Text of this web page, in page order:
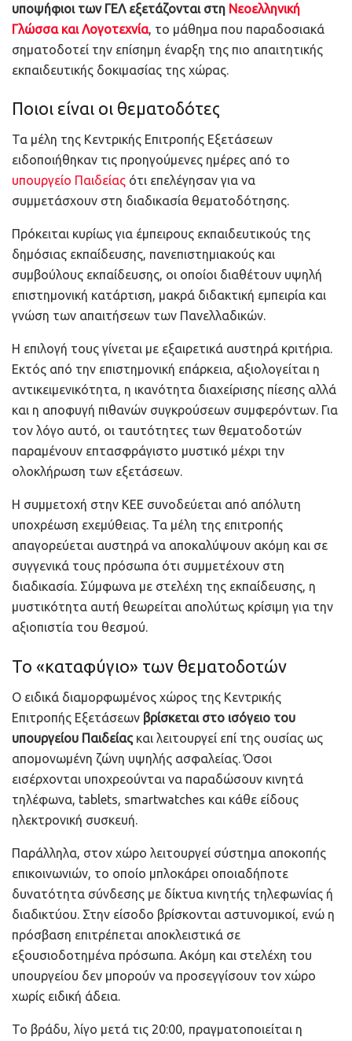
υποψήφιοι των ΓΕΛ εξετάζονται στη Νεοελληνική
Γλώσσα και Λογοτεχνία, το μάθημα που παραδοσιακά
σηματοδοτεί την επίσημη έναρξη της πιο απαιτητικής
εκπαιδευτικής δοκιμασίας της χώρας.
Ποιοι είναι οι θεματοδότες
Τα μέλη της Κεντρικής Επιτροπής Εξετάσεων
ειδοποιήθηκαν τις προηγούμενες ημέρες από το
υπουργείο Παιδείας ότι επελέγησαν για να
συμμετάσχουν στη διαδικασία θεματοδότησης.
Πρόκειται κυρίως για έμπειρους εκπαιδευτικούς της
δημόσιας εκπαίδευσης, πανεπιστημιακούς και
συμβούλους εκπαίδευσης, οι οποίοι διαθέτουν υψηλή
επιστημονική κατάρτιση, μακρά διδακτική εμπειρία και
γνώση των απαιτήσεων των Πανελλαδικών.
Η επιλογή τους γίνεται με εξαιρετικά αυστηρά κριτήρια.
Εκτός από την επιστημονική επάρκεια, αξιολογείται η
αντικειμενικότητα, η ικανότητα διαχείρισης πίεσης αλλά
και η αποφυγή πιθανών συγκρούσεων συμφερόντων. Για
τον λόγο αυτό, οι ταυτότητες των θεματοδοτών
παραμένουν επτασφράγιστο μυστικό μέχρι την
ολοκλήρωση των εξετάσεων.
Η συμμετοχή στην ΚΕΕ συνοδεύεται από απόλυτη
υποχρέωση εχεμύθειας. Τα μέλη της επιτροπής
απαγορεύεται αυστηρά να αποκαλύψουν ακόμη και σε
συγγενικά τους πρόσωπα ότι συμμετέχουν στη
διαδικασία. Σύμφωνα με στελέχη της εκπαίδευσης, η
μυστικότητα αυτή θεωρείται απολύτως κρίσιμη για την
αξιοπιστία του θεσμού.
Το «καταφύγιο» των θεματοδοτών
Ο ειδικά διαμορφωμένος χώρος της Κεντρικής
Επιτροπής Εξετάσεων βρίσκεται στο ισόγειο του
υπουργείου Παιδείας και λειτουργεί επί της ουσίας ως
απομονωμένη ζώνη υψηλής ασφαλείας. Όσοι
εισέρχονται υποχρεούνται να παραδώσουν κινητά
τηλέφωνα, tablets, smartwatches και κάθε είδους
ηλεκτρονική συσκευή.
Παράλληλα, στον χώρο λειτουργεί σύστημα αποκοπής
επικοινωνιών, το οποίο μπλοκάρει οποιαδήποτε
δυνατότητα σύνδεσης με δίκτυα κινητής τηλεφωνίας ή
διαδικτύου. Στην είσοδο βρίσκονται αστυνομικοί, ενώ η
πρόσβαση επιτρέπεται αποκλειστικά σε
εξουσιοδοτημένα πρόσωπα. Ακόμη και στελέχη του
υπουργείου δεν μπορούν να προσεγγίσουν τον χώρο
χωρίς ειδική άδεια.
Το βράδυ, λίγο μετά τις 20:00, πραγματοποιείται η